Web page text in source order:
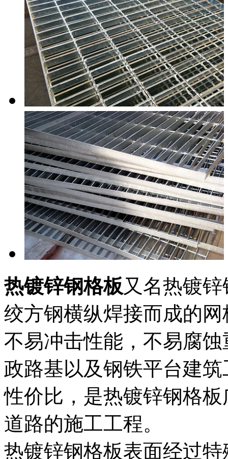
热镀锌钢格板又名热镀
绞方钢横纵焊接而成的
不易冲击性能，不易腐
政路基以及钢铁平台建
性价比，是热镀锌钢格
道路的施工工程。
热镀锌钢格板表面经过